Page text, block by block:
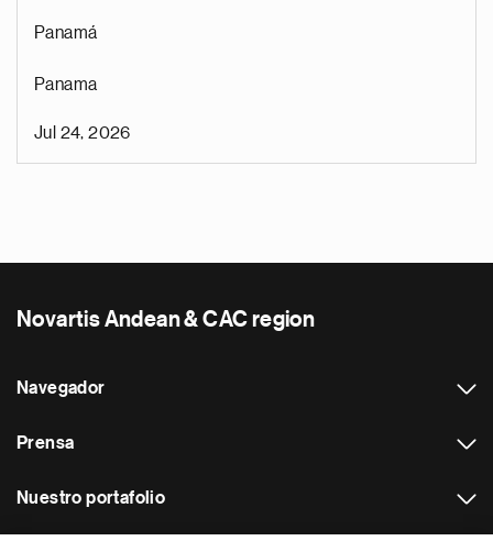
Panamá
Panama
Jul 24, 2026
Novartis Andean & CAC region
Navegador
Prensa
Nuestro portafolio